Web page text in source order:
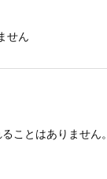
せん
ことはありません。